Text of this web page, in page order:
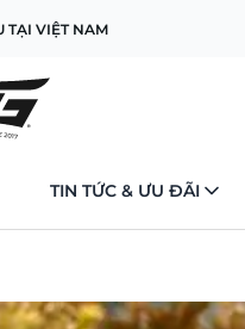
TẠI VIỆT NAM
TIN TỨC & ƯU ĐÃI